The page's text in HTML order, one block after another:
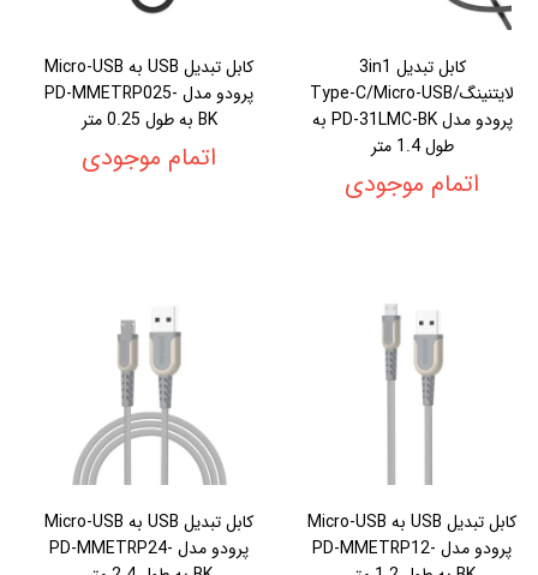
کابل تبدیل 3in1
لایتنینگ/Type-C/Micro-USB
پرودو مدل PD-31LMC-BK به
طول 1.4 متر
اتمام موجودی
کابل تبدیل USB به Micro-USB
پرودو مدل PD-MMETRP025-
BK به طول 0.25 متر
اتمام موجودی
کابل تبدیل USB به Micro-USB
پرودو مدل PD-MMETRP12-
کابل تبدیل USB به Micro-USB
پرودو مدل PD-MMETRP24-